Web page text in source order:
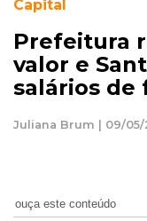
Capital
Prefeitura
valor e
salários de
Juliana Brum | 09/05/
ouça este conteúdo